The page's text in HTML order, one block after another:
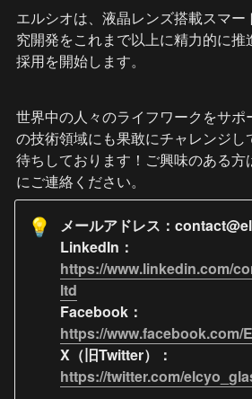
エルシオは、液晶レンズ搭載スマ
究開発をこれまで以上に精力的に推
採用を開始します。
世界中の人々のライフワークをサポ
の技術領域にも果敢にチャレンジし
待ちしております！ご興味のある方
にご連絡ください。
💡
メールアドレス：
LinkedIn：
https://www.linkedin.com/
ltd
Facebook：
https://www.facebook.com/
X（旧Twitter）：
https://twitter.com/